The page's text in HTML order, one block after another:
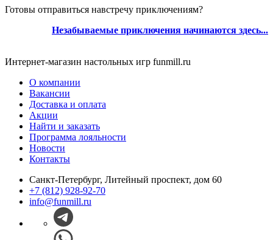
Готовы отправиться навстречу приключениям?
Незабываемые приключения начинаются здесь...
Интернет-магазин настольных игр funmill.ru
О компании
Вакансии
Доставка и оплата
Акции
Найти и заказать
Программа лояльности
Новости
Контакты
Санкт-Петербург, Литейный проспект, дом 60
+7 (812) 928-92-70
info@funmill.ru